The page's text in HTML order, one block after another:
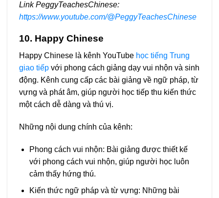
Link PeggyTeachesChinese:
https://www.youtube.com/@PeggyTeachesChinese
10. Happy Chinese
Happy Chinese là kênh YouTube học tiếng Trung
giao tiếp với phong cách giảng dạy vui nhộn và sinh
động. Kênh cung cấp các bài giảng về ngữ pháp, từ
vựng và phát âm, giúp người học tiếp thu kiến thức
một cách dễ dàng và thú vị.
Những nội dung chính của kênh:
Phong cách vui nhộn: Bài giảng được thiết kế
với phong cách vui nhộn, giúp người học luôn
cảm thấy hứng thú.
Kiến thức ngữ pháp và từ vựng: Những bài